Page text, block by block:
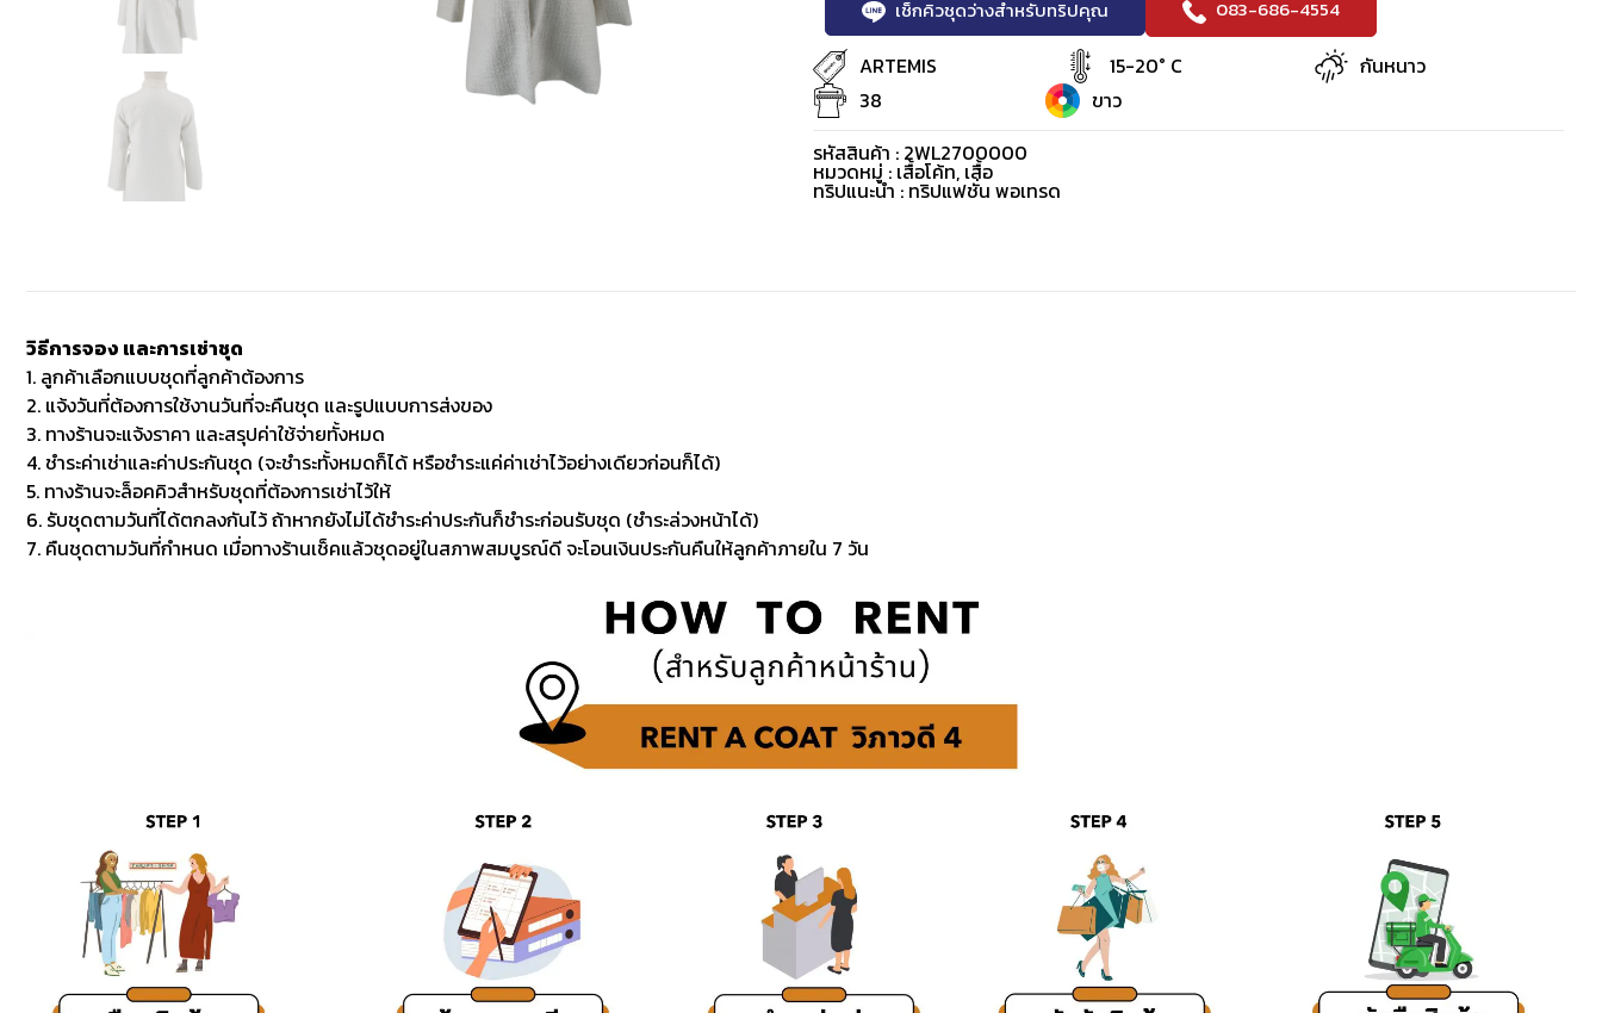
เช็กคิวชุดว่างสำหรับทริปคุณ 083-686-4554
ARTEMIS 15-20° C
กันหนาว
38
ขาว
รหัสสินค้า : 2WL2700000
หมวดหมู่ : เสื้อโค้ท, เสื้อ
ทริปแนะนำ : ทริปแฟชั่น พอเทรด
วิธีการจอง และการเช่าชุด
1. ลูกค้าเลือกแบบชุดที่ลูกค้าต้องการ
2. แจ้งวันที่ต้องการใช้งานวันที่จะคืนชุด และรูปแบบการส่งของ
3. ทางร้านจะแจ้งราคา และสรุปค่าใช้จ่ายทั้งหมด
4. ชำระค่าเช่าและค่าประกันชุด (จะชำระทั้งหมดก็ได้ หรือชำระแค่ค่าเช่าไว้อย่างเดียวก่อนก็ได้)
5. ทางร้านจะล็อคคิวสำหรับชุดที่ต้องการเช่าไว้ให้
6. รับชุดตามวันที่ได้ตกลงกันไว้ ถ้าหากยังไม่ได้ชำระค่าประกันก็ชำระก่อนรับชุด (ชำระล่วงหน้าได้)
7. คืนชุดตามวันที่กำหนด เมื่อทางร้านเช็คแล้วชุดอยู่ในสภาพสมบูรณ์ดี จะโอนเงินประกันคืนให้ลูกค้าภายใน 7 วัน